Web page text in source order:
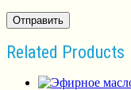
Related Products